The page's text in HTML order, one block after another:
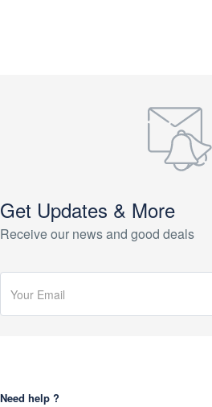
Get Updates & More
Receive our news and good deals
Need help ?